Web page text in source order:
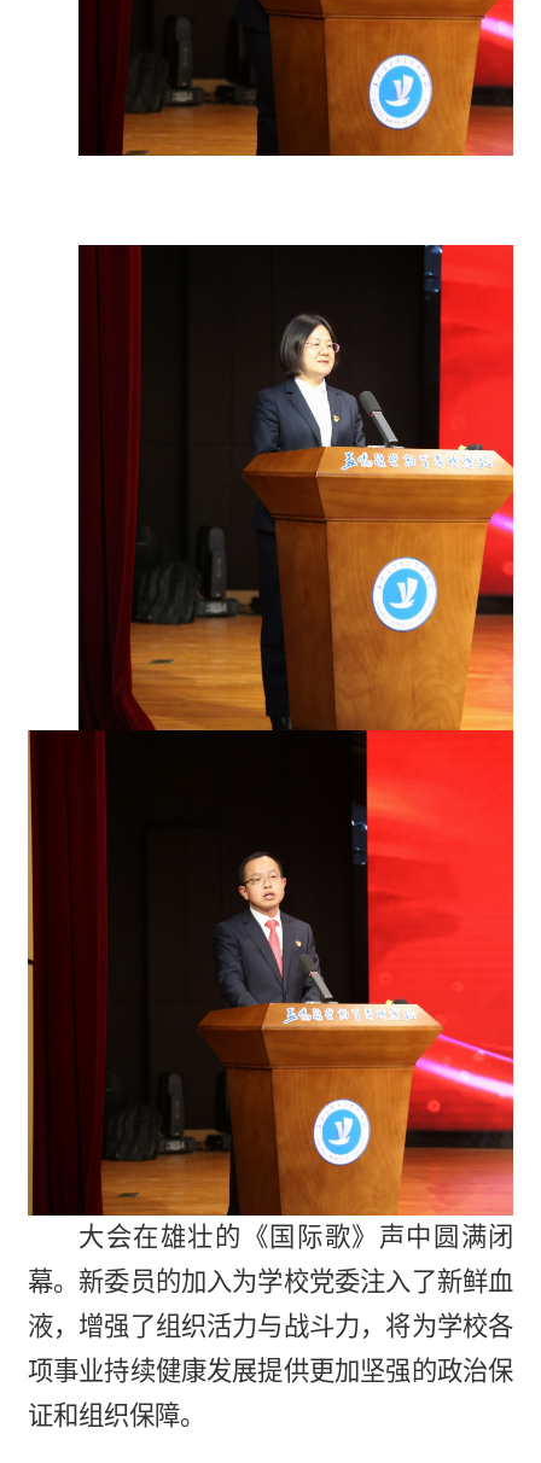
大会在雄壮的《国际歌》声中圆满闭
幕。新委员的加入为学校党委注入了新鲜血
液，增强了组织活力与战斗力，将为学校各
项事业持续健康发展提供更加坚强的政治保
证和组织保障。